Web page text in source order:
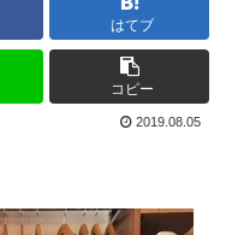
はてブ
コピー
2019.08.05